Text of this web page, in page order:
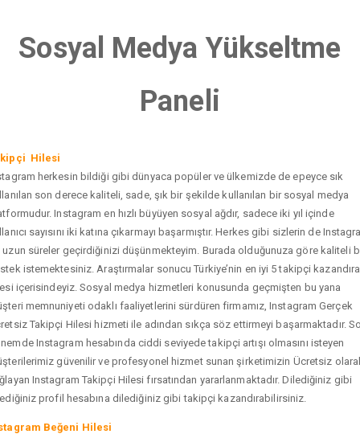
Sosyal Medya Yükseltme
Paneli
Hilesi
herkesin bildiği gibi dünyaca popüler ve ülkemizde de epeyce sık
son derece kaliteli, sade, şık bir şekilde kullanılan bir sosyal medya
Instagram en hızlı büyüyen sosyal ağdır, sadece iki yıl içinde
sayısını iki katına çıkarmayı başarmıştır. Herkes gibi sizlerin de
uzun süreler geçirdiğinizi düşünmekteyim. Burada olduğunuza göre kaliteli
istemektesiniz. Araştırmalar sonucu Türkiye’nin en iyi 5 takipçi
içerisindeyiz. Sosyal medya hizmetleri konusunda geçmişten bu yana
memnuniyeti odaklı faaliyetlerini sürdüren firmamız, Instagram Gerçek
Takipçi Hilesi hizmeti ile adından sıkça söz ettirmeyi başarmaktadır.
Instagram hesabında ciddi seviyede takipçi artışı olmasını isteyen
güvenilir ve profesyonel hizmet sunan şirketimizin Ücretsiz
Instagram Takipçi Hilesi fırsatından yararlanmaktadır. Dilediğiniz gibi
profil hesabına dilediğiniz gibi takipçi kazandırabilirsiniz.
Beğeni Hilesi